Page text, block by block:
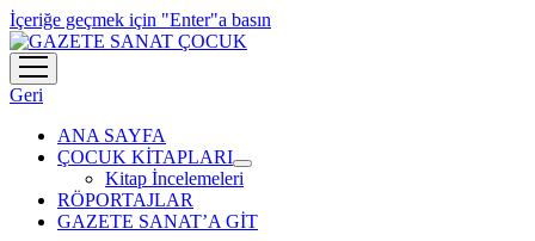
İçeriğe geçmek için "Enter"a basın
menüyü
aç
Geri
ANA SAYFA
ÇOCUK KİTAPLARI
menüyü
aç
Kitap İncelemeleri
RÖPORTAJLAR
GAZETE SANAT’A GİT